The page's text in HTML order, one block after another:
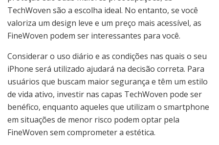
TechWoven são a escolha ideal. No entanto, se você
valoriza um design leve e um preço mais acessível, as
FineWoven podem ser interessantes para você.
Considerar o uso diário e as condições nas quais o seu
iPhone será utilizado ajudará na decisão correta. Para
usuários que buscam maior segurança e têm um estilo
de vida ativo, investir nas capas TechWoven pode ser
benéfico, enquanto aqueles que utilizam o smartphone
em situações de menor risco podem optar pela
FineWoven sem comprometer a estética.